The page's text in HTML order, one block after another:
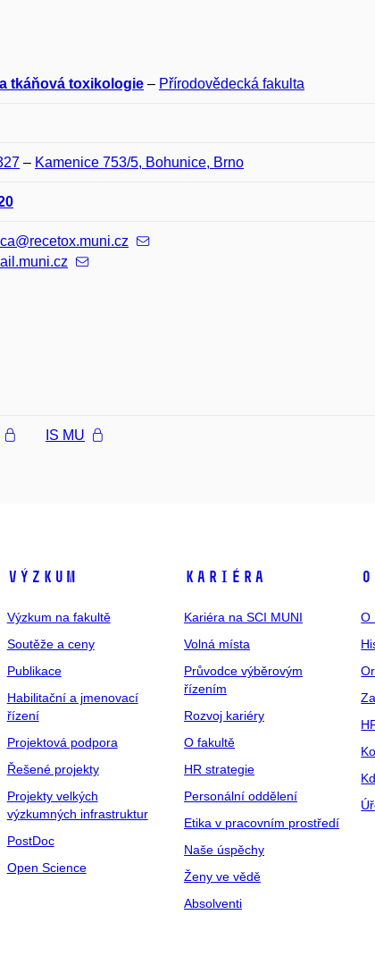
tkáňová toxikologie – Přírodovědecká fakulta
– Kamenice 753/5, Bohunice, Brno
IS MU
Výzkum
Výzkum na fakultě
Soutěže a ceny
Publikace
Habilitační a jmenovací
řízení
Projektová podpora
Řešené projekty
Projekty velkých
výzkumných infrastruktur
PostDoc
Open Science
Kariéra
Kariéra na SCI MUNI
Volná místa
Průvodce výběrovým
řízením
Rozvoj kariéry
O fakultě
HR strategie
Personální oddělení
Etika v pracovním prostředí
Naše úspěchy
Ženy ve vědě
Absolventi
O